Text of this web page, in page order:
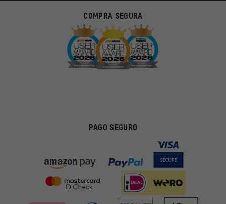
COMPRA SEGURA
PAGO SEGURO